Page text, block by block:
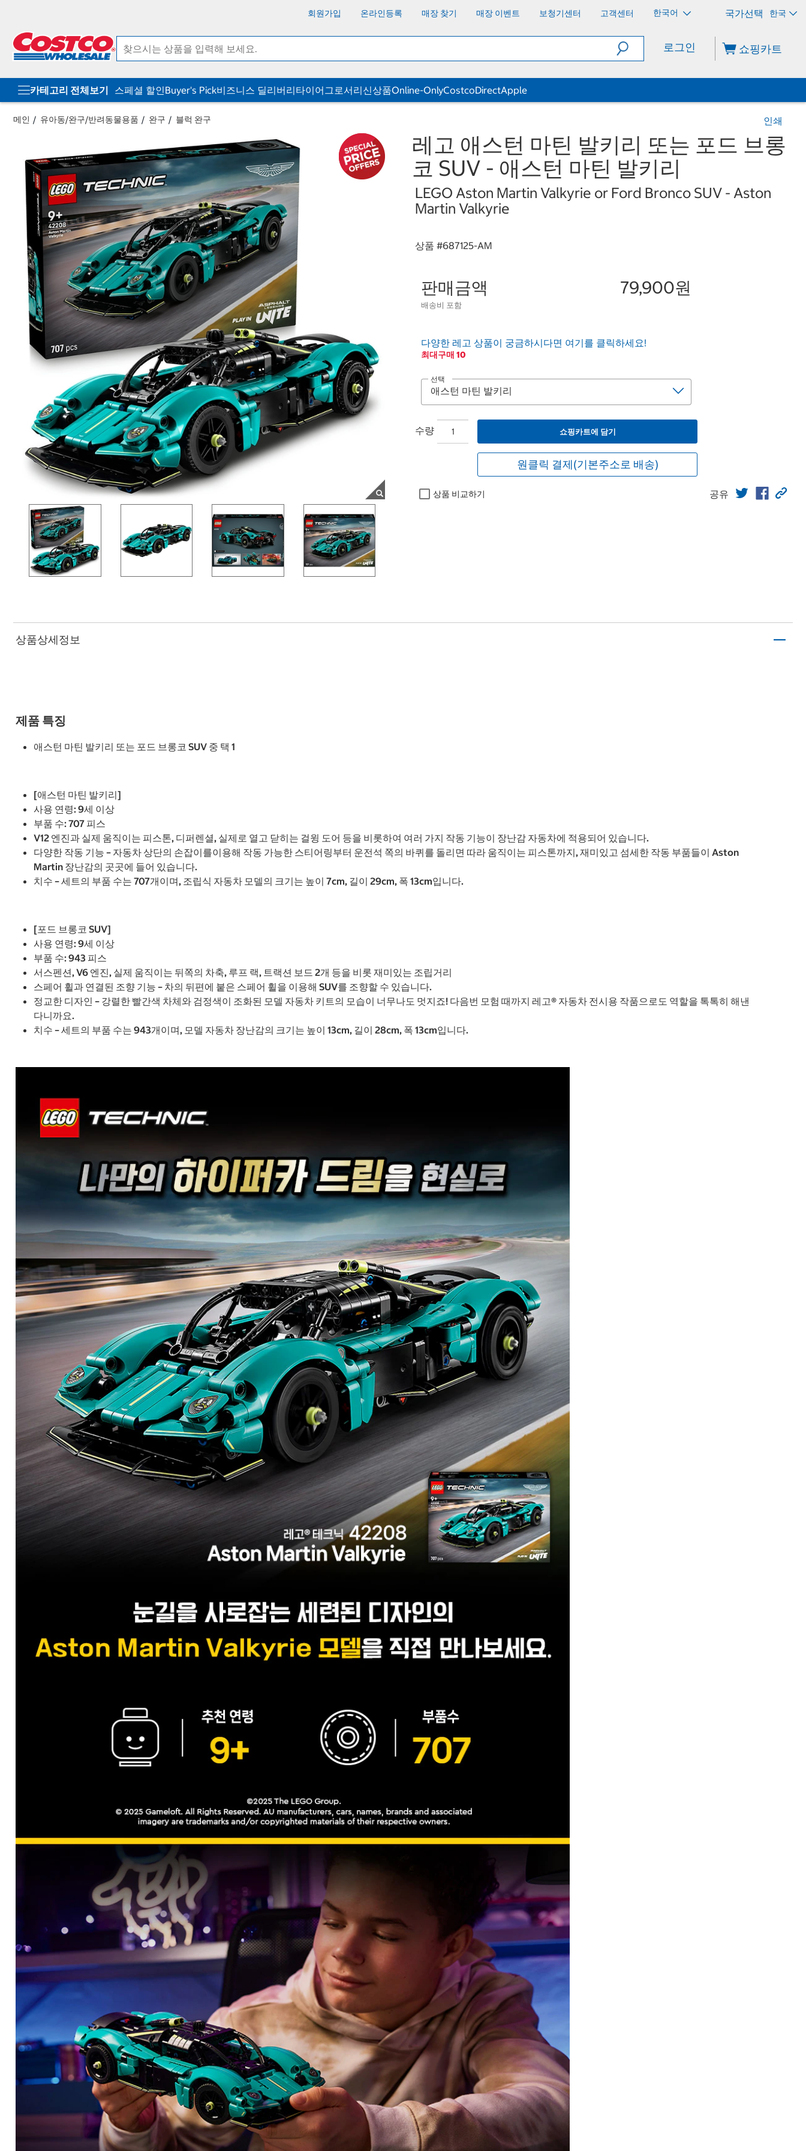
회원가입 온라인등록 매장 찾기 매장 이벤트 보청기센터 고객센터 한국어 한국
로그인 쇼핑카트
카테고리 전체보기 스페셜 할인Buyer's Pick비즈니스 딜리버리타이어그로서리신상품Online-OnlyCostcoDirectApple
메인 유아동/완구/반려동물용품 완구 블럭 완구 인쇄
레고 애스턴 마틴 발키리 또는 포드 브롱
코 SUV - 애스턴 마틴 발키리
LEGO Aston Martin Valkyrie or Ford Bronco SUV - Aston
Martin Valkyrie
상품 #687125-AM
판매금액 79,900원
배송비 포함
다양한 레고 상품이 궁금하시다면 여기를 클릭하세요!
최대구매 10
선택
수량 쇼핑카트에 담기
원클릭 결제(기본주소로 배송)
상품 비교하기 공유
상품상세정보
제품 특징
애스턴 마틴 발키리 또는 포드 브롱코 SUV 중 택 1
[애스턴 마틴 발키리]
사용 연령: 9세 이상
부품 수: 707 피스
V12 엔진과 실제 움직이는 피스톤, 디퍼렌셜, 실제로 열고 닫히는 걸윙 도어 등을 비롯하여 여러 가지 작동 기능이 장난감 자동차에 적용되어 있습니다.
다양한 작동 기능 – 자동차 상단의 손잡이를이용해 작동 가능한 스티어링부터 운전석 쪽의 바퀴를 돌리면 따라 움직이는 피스톤까지, 재미있고 섬세한 작동 부품들이 Aston
Martin 장난감의 곳곳에 들어 있습니다.
치수 – 세트의 부품 수는 707개이며, 조립식 자동차 모델의 크기는 높이 7cm, 길이 29cm, 폭 13cm입니다.
[포드 브롱코 SUV]
사용 연령: 9세 이상
부품 수: 943 피스
서스펜션, V6 엔진, 실제 움직이는 뒤쪽의 차축, 루프 랙, 트랙션 보드 2개 등을 비롯 재미있는 조립거리
스페어 휠과 연결된 조향 기능 – 차의 뒤편에 붙은 스페어 휠을 이용해 SUV를 조향할 수 있습니다.
정교한 디자인 – 강렬한 빨간색 차체와 검정색이 조화된 모델 자동차 키트의 모습이 너무나도 멋지죠! 다음번 모험 때까지 레고® 자동차 전시용 작품으로도 역할을 톡톡히 해낸
다니까요.
치수 – 세트의 부품 수는 943개이며, 모델 자동차 장난감의 크기는 높이 13cm, 길이 28cm, 폭 13cm입니다.